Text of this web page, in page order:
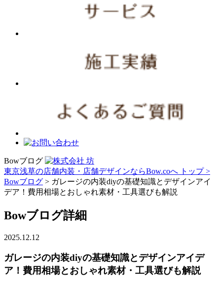
Bowブログ
東京浅草の店舗内装・店舗デザインならBow.coへ トップ >
Bowブログ > ガレージの内装diyの基礎知識とデザインアイ
デア！費用相場とおしゃれ素材・工具選びも解説
Bowブログ詳細
2025.12.12
ガレージの内装diyの基礎知識とデザインアイデ
ア！費用相場とおしゃれ素材・工具選びも解説